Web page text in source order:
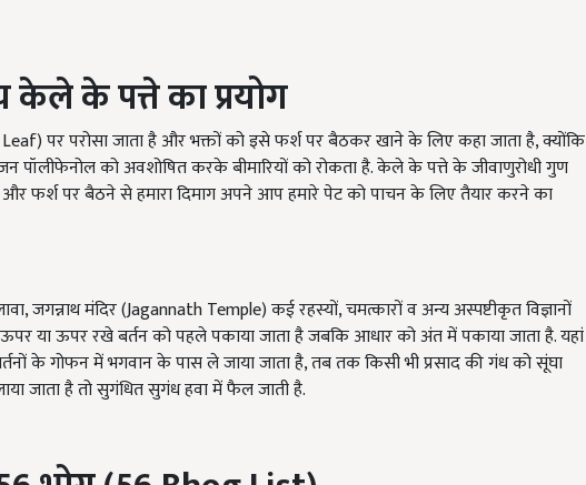
केले के पत्ते का प्रयोग
पर परोसा जाता है और भक्तों को इसे फर्श पर बैठकर खाने के लिए कहा जाता है, क्योंकि
पॉलीफेनोल को अवशोषित करके बीमारियों को रोकता है. केले के पत्ते के जीवाणुरोधी गुण
फर्श पर बैठने से हमारा दिमाग अपने आप हमारे पेट को पाचन के लिए तैयार करने का
जगन्नाथ मंदिर (Jagannath Temple) कई रहस्यों, चमत्कारों व अन्य अस्पष्टीकृत विज्ञानों
या ऊपर रखे बर्तन को पहले पकाया जाता है जबकि आधार को अंत में पकाया जाता है. यहां
के गोफन में भगवान के पास ले जाया जाता है, तब तक किसी भी प्रसाद की गंध को सूंघा
जाता है तो सुगंधित सुगंध हवा में फैल जाती है.